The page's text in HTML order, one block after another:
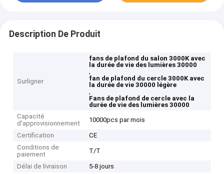
Description De Produit
Surligner
fans de plafond du salon 3000K avec
la durée de vie des lumières 30000
,
fan de plafond du cercle 3000K avec
la durée de vie 30000 légère
,
Fans de plafond de cercle avec la
durée de vie des lumières 30000
Capacité
d'approvisionnement
10000pcs par mois
Certification
CE
Conditions de
paiement
T/T
Délai de livraison 5-8 jours